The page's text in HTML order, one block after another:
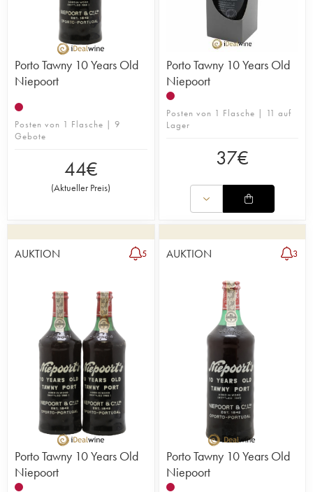
Porto Tawny 10 Years Old
Niepoort
Posten von 1 Flasche | 9
Gebote
44€
(Aktueller Preis)
Porto Tawny 10 Years Old
Niepoort
Posten von 1 Flasche | 11 auf
Lager
37€
AUKTION 5
Porto Tawny 10 Years Old
Niepoort
AUKTION 3
Porto Tawny 10 Years Old
Niepoort